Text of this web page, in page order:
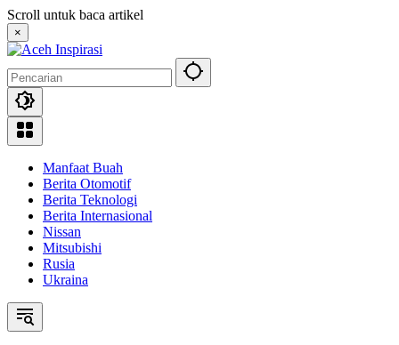
Langsung
ke
konten
Scroll untuk baca artikel
×
Manfaat Buah
Berita Otomotif
Berita Teknologi
Berita Internasional
Nissan
Mitsubishi
Rusia
Ukraina